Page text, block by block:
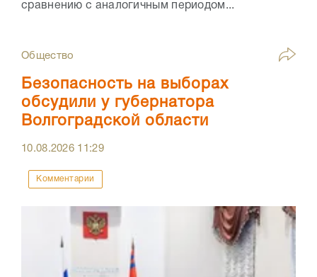
сравнению с аналогичным периодом...
Общество
Безопасность на выборах
обсудили у губернатора
Волгоградской области
10.08.2026 11:29
Комментарии